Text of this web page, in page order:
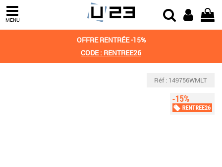
MENU
OFFRE RENTRÉE -15%
CODE : RENTREE26
Réf : 149756WMLT